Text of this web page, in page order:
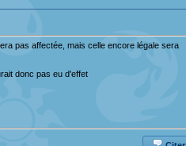
pas affectée, mais celle encore légale sera
donc pas eu d'effet